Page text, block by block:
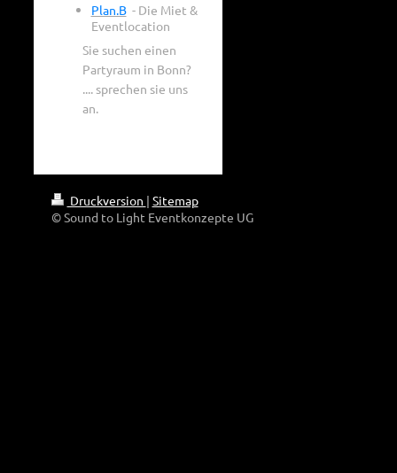
Plan.B- Die Miet &
Eventlocation
Sie suchen einen
Partyraum in Bonn?
.... sprechen sie uns
an.
Druckversion | Sitemap
© Sound to Light Eventkonzepte UG